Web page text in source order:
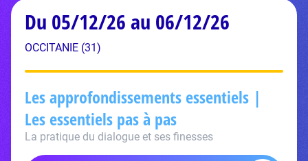
Du 05/12/26 au 06/12/26
OCCITANIE (31)
Les approfondissements essentiels |
Les essentiels pas à pas
La pratique du dialogue et ses finesses